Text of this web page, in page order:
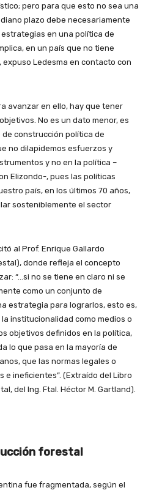
pero para que esto no sea una
plazo debe necesariamente
en una política de
en un país que no tiene
Ledesma en contacto con
avanzar en ello, hay que tener
No es un dato menor, es
construcción política de
no dilapidemos esfuerzos y
y no en la política –
Elizondo-, pues las políticas
país, en los últimos 70 años,
sosteniblemente el sector
al Prof. Enrique Gallardo
donde refleja el concepto
“…si no se tiene en claro ni se
como un conjunto de
estrategia para lograrlos, esto es,
institucionalidad como medios o
objetivos definidos en la política,
lo que pasa en la mayoría de
que las normas legales o
ineficientes”. (Extraído del Libro
del Ing. Ftal. Héctor M. Gartland).
forestal
fue fragmentada, según el